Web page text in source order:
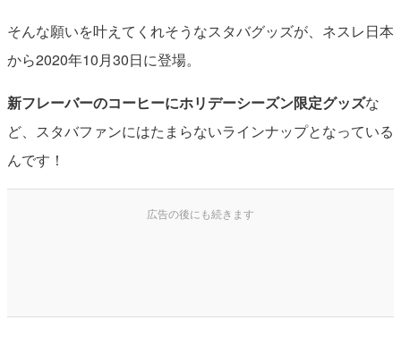
そんな願いを叶えてくれそうなスタバグッズが、ネスレ日本
から2020年10月30日に登場。
新フレーバーのコーヒーにホリデーシーズン限定グッズな
ど、スタバファンにはたまらないラインナップとなっている
んです！